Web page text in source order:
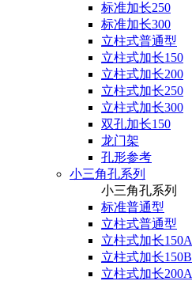
标准加长250
标准加长300
立柱式普通型
立柱式加长150
立柱式加长200
立柱式加长250
立柱式加长300
双孔加长150
龙门架
孔形参考
小三角孔系列
小三角孔系列
标准普通型
立柱式普通型
立柱式加长150A
立柱式加长150B
立柱式加长200A